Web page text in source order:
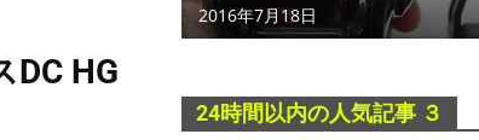
HG
2016年7月18日
24時間以内の人気記事 ３